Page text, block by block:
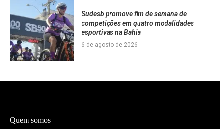
Sudesb promove fim de semana de
competições em quatro modalidades
esportivas na Bahia
6 de agosto de 2026
Quem somos